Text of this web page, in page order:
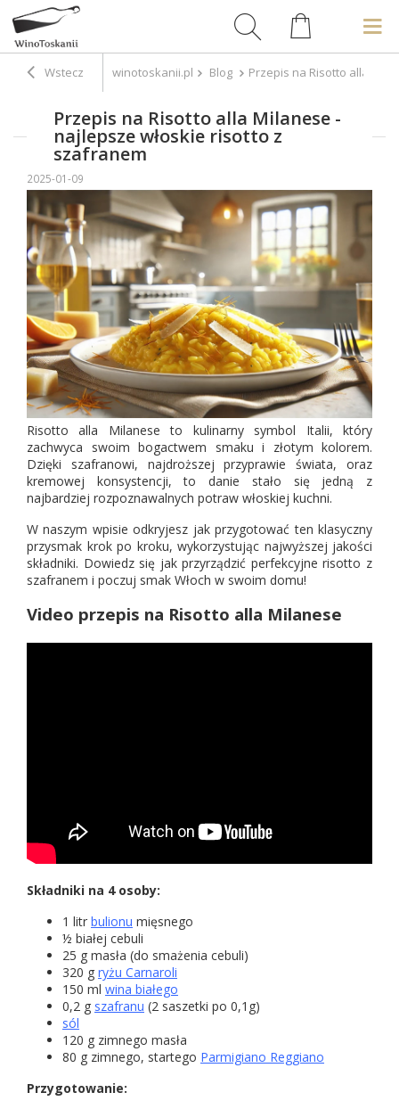
Wstecz winotoskanii.pl Blog Przepis na Risotto alla
Przepis na Risotto alla Milanese -
najlepsze włoskie risotto z
szafranem
2025-01-09
Risotto alla Milanese to kulinarny symbol Italii, który
zachwyca swoim bogactwem smaku i złotym kolorem.
Dzięki szafranowi, najdroższej przyprawie świata, oraz
kremowej konsystencji, to danie stało się jedną z
najbardziej rozpoznawalnych potraw włoskiej kuchni.
W naszym wpisie odkryjesz jak przygotować ten klasyczny
przysmak krok po kroku, wykorzystując najwyższej jakości
składniki. Dowiedz się jak przyrządzić perfekcyjne risotto z
szafranem i poczuj smak Włoch w swoim domu!
Video przepis na Risotto alla Milanese
Składniki na 4 osoby:
1 litr bulionu mięsnego
½ białej cebuli
25 g masła (do smażenia cebuli)
320 g ryżu Carnaroli
150 ml wina białego
0,2 g szafranu (2 saszetki po 0,1g)
sól
120 g zimnego masła
80 g zimnego, startego Parmigiano Reggiano
Przygotowanie: